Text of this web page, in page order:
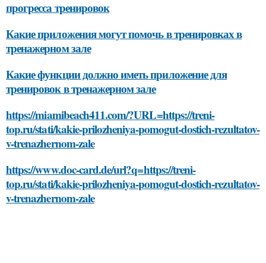
прогресса тренировок
Какие приложения могут помочь в тренировках в
тренажерном зале
Какие функции должно иметь приложение для
тренировок в тренажерном зале
https://miamibeach411.com/?URL=https://treni-
top.ru/stati/kakie-prilozheniya-pomogut-dostich-rezultatov-
v-trenazhernom-zale
https://www.doc-card.de/url?q=https://treni-
top.ru/stati/kakie-prilozheniya-pomogut-dostich-rezultatov-
v-trenazhernom-zale